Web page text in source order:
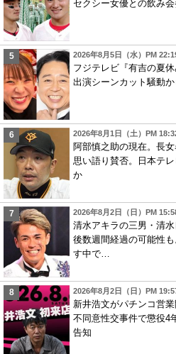
セクシー女優との飲み
2026年8月5日（水）PM
フジテレビ『有吉の夏
出演シーンカット騒動
2026年8月1日（土）PM
阿部慎之助の現在。長
思い語り賛否。日本テ
か
2026年8月2日（日）PM
清水アキラの三男・清
後数週間経過の可能性
す中で…
2026年8月2日（日）PM
新井浩文がパチンコ営
不同意性交事件で懲役4
告知